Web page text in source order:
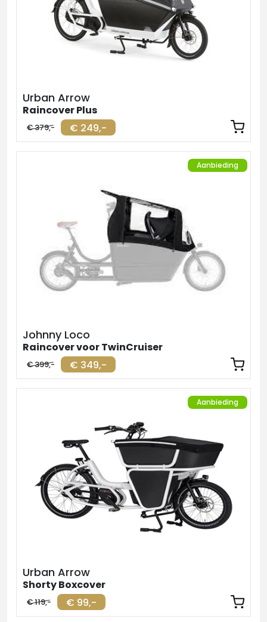
Urban Arrow
Raincover Plus
€ 249,-
€ 379,-
Aanbieding
Johnny Loco
Raincover voor TwinCruiser
€ 349,-
€ 399,-
Aanbieding
Urban Arrow
Shorty Boxcover
€ 99,-
€ 119,-